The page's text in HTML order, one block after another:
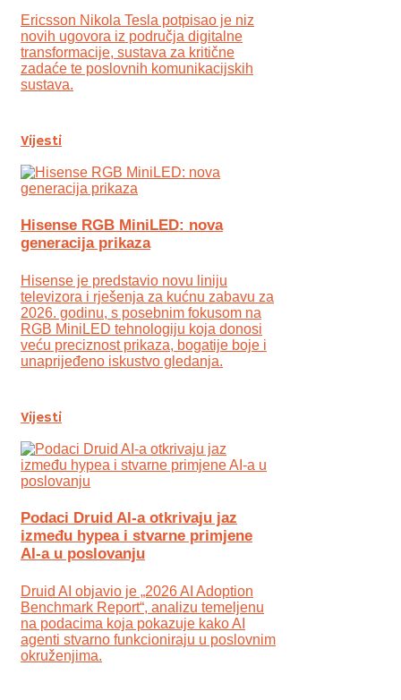
Ericsson Nikola Tesla potpisao je niz
novih ugovora iz područja digitalne
transformacije, sustava za kritične
zadaće te poslovnih komunikacijskih
sustava.
Vijesti
Hisense RGB MiniLED: nova
generacija prikaza
Hisense je predstavio novu liniju
televizora i rješenja za kućnu zabavu za
2026. godinu, s posebnim fokusom na
RGB MiniLED tehnologiju koja donosi
veću preciznost prikaza, bogatije boje i
unaprijeđeno iskustvo gledanja.
Vijesti
Podaci Druid AI-a otkrivaju jaz
između hypea i stvarne primjene
AI-a u poslovanju
Druid AI objavio je „2026 AI Adoption
Benchmark Report“, analizu temeljenu
na podacima koja pokazuje kako AI
agenti stvarno funkcioniraju u poslovnim
okruženjima.